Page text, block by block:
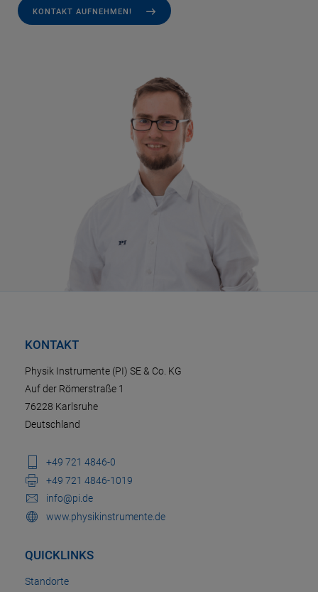
KONTAKT AUFNEHMEN!
KONTAKT
Physik Instrumente (PI) SE & Co. KG
Auf der Römerstraße 1
76228 Karlsruhe
Deutschland
+49 721 4846-0
+49 721 4846-1019
info@pi.de
www.physikinstrumente.de
QUICKLINKS
Standorte